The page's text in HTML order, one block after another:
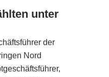
unter
der
Nord